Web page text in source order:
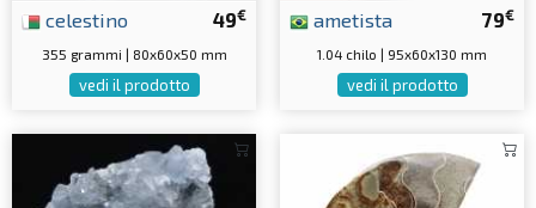
49€
celestino
355 grammi | 80x60x50 mm
vedi il prodotto
79€
ametista
1.04 chilo | 95x60x130 mm
vedi il prodotto